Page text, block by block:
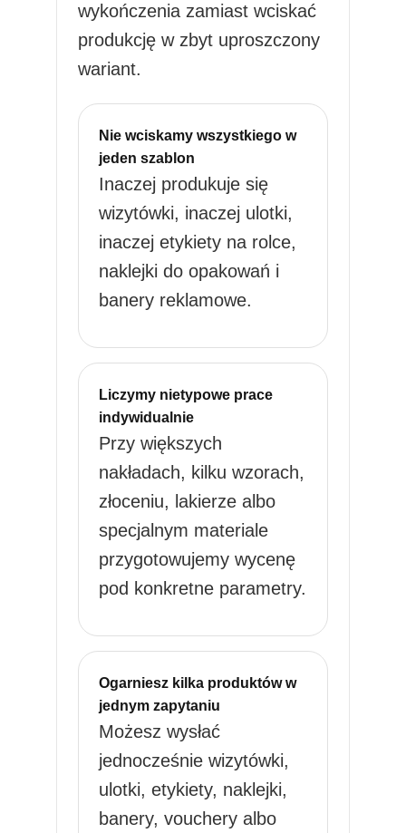
wykończenia zamiast wciskać
produkcję w zbyt uproszczony
wariant.
Nie wciskamy wszystkiego w
jeden szablon
Inaczej produkuje się
wizytówki, inaczej ulotki,
inaczej etykiety na rolce,
naklejki do opakowań i
banery reklamowe.
Liczymy nietypowe prace
indywidualnie
Przy większych
nakładach, kilku wzorach,
złoceniu, lakierze albo
specjalnym materiale
przygotowujemy wycenę
pod konkretne parametry.
Ogarniesz kilka produktów w
jednym zapytaniu
Możesz wysłać
jednocześnie wizytówki,
ulotki, etykiety, naklejki,
banery, vouchery albo